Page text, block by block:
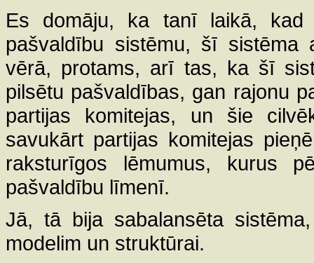
Es domāju, ka tanī laikā, kad
pašvaldību sistēmu, šī sistēma
vērā, protams, arī tas, ka šī
pilsētu pašvaldības, gan rajonu
partijas komitejas, un šie
savukārt partijas komitejas
raksturīgos lēmumus, kurus
pašvaldību līmenī.
Jā, tā bija sabalansēta
modelim un struktūrai.